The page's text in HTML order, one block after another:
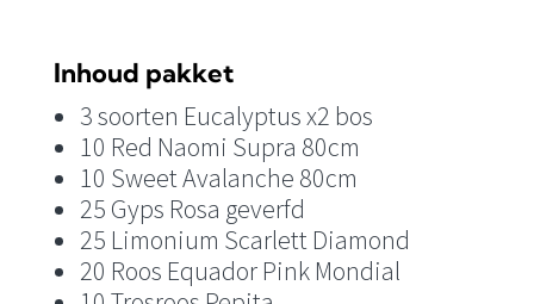
Inhoud pakket
3 soorten Eucalyptus x2 bos
10 Red Naomi Supra 80cm
10 Sweet Avalanche 80cm
25 Gyps Rosa geverfd
25 Limonium Scarlett Diamond
20 Roos Equador Pink Mondial